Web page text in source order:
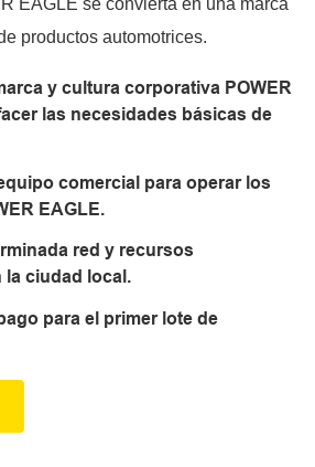
EAGLE se convierta en una marca
productos automotrices.
y cultura corporativa POWER
las necesidades básicas de
comercial para operar los
EAGLE.
red y recursos
la ciudad local.
para el primer lote de